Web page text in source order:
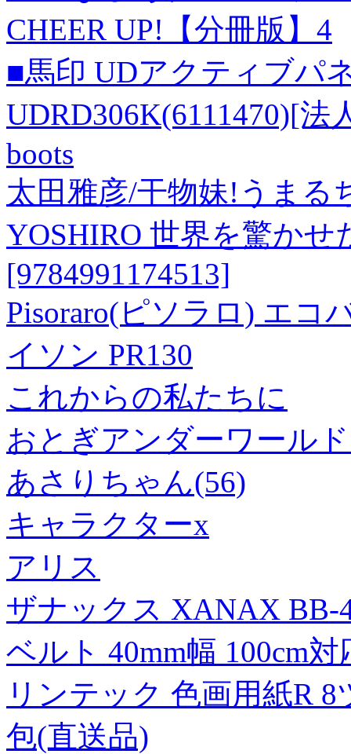
CHEER UP!【分冊版】4
■馬印 UDアクティブパ
UDRD306K(6111470)[
boots
太田雅彦/干物妹!うまる
YOSHIRO 世界を驚か
[9784991174513]
Pisoraro(ピソラロ) エコ
イソン PR130
これからの私たちに
おとぎアンダーワール
あさりちゃん(56)
キャラクターx
アリス
ザナックス XANAX BB-
ベルト 40mm幅 100cm対
リンテック 色画用紙R
包(直送品)